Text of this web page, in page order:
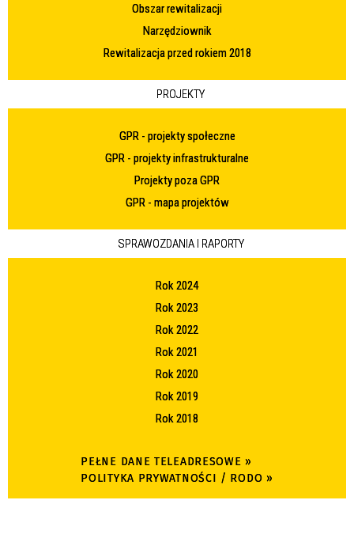
Obszar rewitalizacji
Narzędziownik
Rewitalizacja przed rokiem 2018
PROJEKTY
GPR - projekty społeczne
GPR - projekty infrastrukturalne
Projekty poza GPR
GPR - mapa projektów
SPRAWOZDANIA I RAPORTY
Rok 2024
Rok 2023
Rok 2022
Rok 2021
Rok 2020
Rok 2019
Rok 2018
PEŁNE DANE TELEADRESOWE »
POLITYKA PRYWATNOŚCI / RODO »